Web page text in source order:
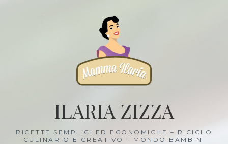
ILARIA ZIZZA
RICETTE SEMPLICI ED ECONOMICHE – RICICLO
CULINARIO E CREATIVO – MONDO BAMBINI